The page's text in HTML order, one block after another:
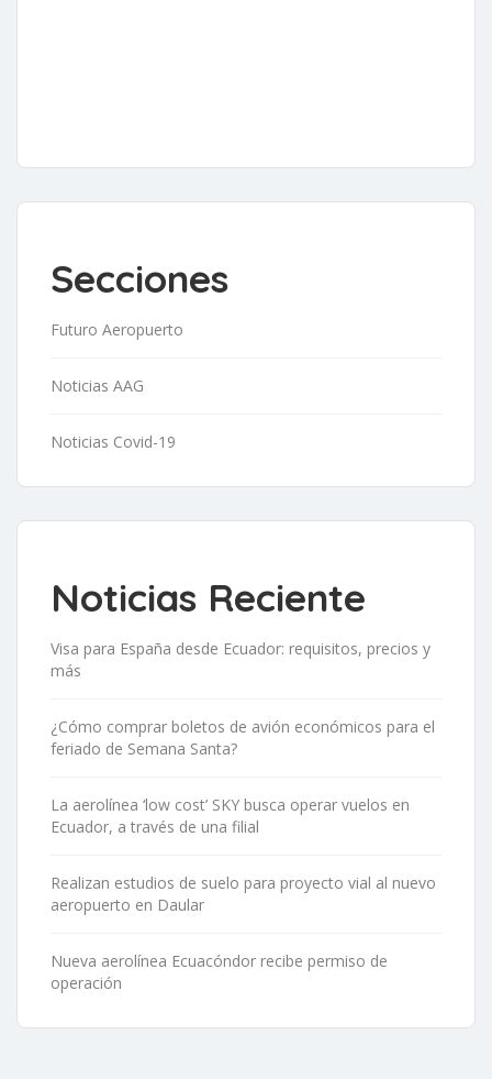
Secciones
Futuro Aeropuerto
Noticias AAG
Noticias Covid-19
Noticias Reciente
Visa para España desde Ecuador: requisitos, precios y
más
¿Cómo comprar boletos de avión económicos para el
feriado de Semana Santa?
La aerolínea ‘low cost’ SKY busca operar vuelos en
Ecuador, a través de una filial
Realizan estudios de suelo para proyecto vial al nuevo
aeropuerto en Daular
Nueva aerolínea Ecuacóndor recibe permiso de
operación